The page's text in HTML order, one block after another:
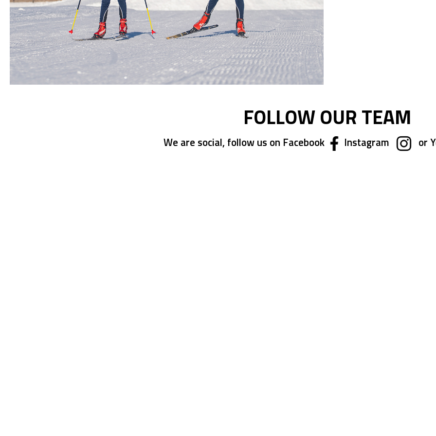
FOLLOW OUR TEAM
We are social, follow us on Facebook Instagram or